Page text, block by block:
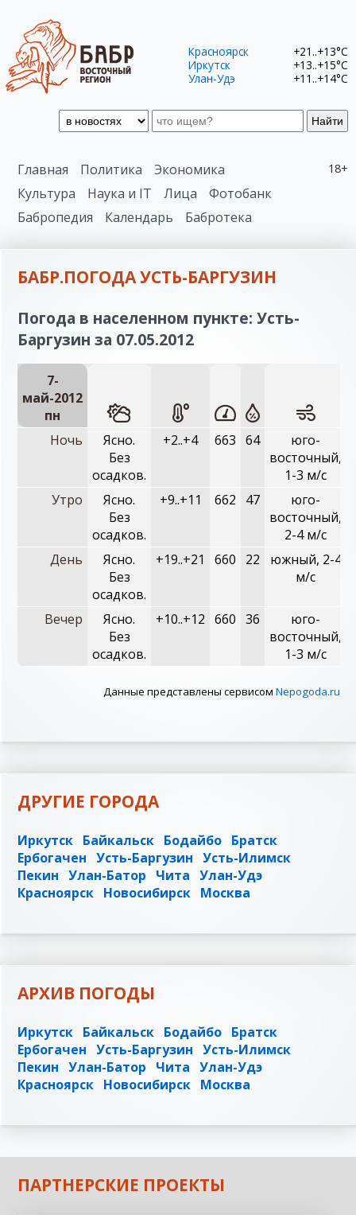
Найти
Красноярск
+21..+13°C
Иркутск
+13..+15°C
Улан-Удэ
+11..+14°C
18+
Главная Политика
Экономика
Культура
Наука и IT Лица
Фотобанк
Бабропедия
Календарь Бабротека
БАБР.ПОГОДА УСТЬ-БАРГУЗИН
Погода в населенном пункте: Усть-
Баргузин за 07.05.2012
7-
май-2012
пн
Ночь
Ясно.
Без
осадков.
+2..+4 663 64
юго-
восточный,
1-3 м/с
Утро
Ясно.
Без
осадков.
+9..+11 662 47
юго-
восточный,
2-4 м/с
День
Ясно.
Без
осадков.
+19..+21 660 22
южный, 2-4
м/с
Вечер
Ясно.
Без
осадков.
+10..+12 660 36
юго-
восточный,
1-3 м/с
Данные представлены сервисом Nepogoda.ru
ДРУГИЕ ГОРОДА
Иркутск Байкальск Бодайбо Братск
Ербогачен Усть-Баргузин Усть-Илимск
Пекин Улан-Батор Чита Улан-Удэ
Красноярск Новосибирск Москва
АРХИВ ПОГОДЫ
Иркутск Байкальск Бодайбо Братск
Ербогачен Усть-Баргузин Усть-Илимск
Пекин Улан-Батор Чита Улан-Удэ
Красноярск Новосибирск Москва
ПАРТНЕРСКИЕ ПРОЕКТЫ